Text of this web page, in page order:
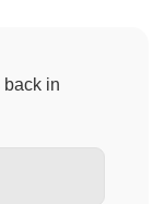
back in